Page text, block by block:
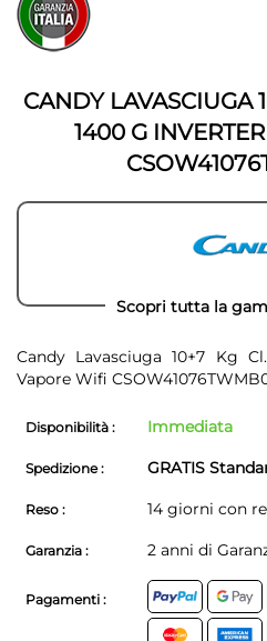
della
galleria
all'inizio
della
galleria
immagini
CANDY LAVASCIUGA
1400 G
Scopri tutta la
Candy Lavasciuga 10+7 Kg
Vapore Wifi
Disponibilità : Immediata
Spedizione : GRATIS
Reso : 14 giorni con
Garanzia : 2 anni di
Pagamenti :